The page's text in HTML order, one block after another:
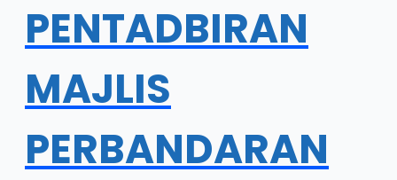
PENTADBIRAN
MAJLIS
PERBANDARAN